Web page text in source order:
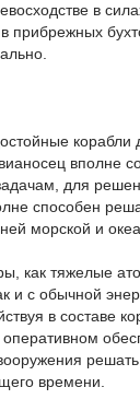
в
прибрежных
корабли
вполне
для
способен
морской и
как тяжелые
и с обычной
в составе
времени.